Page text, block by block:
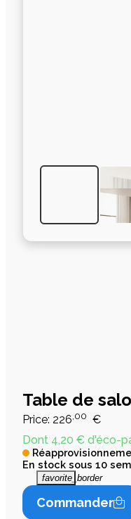
Table de
Price: 226 ,00 €
Dont 4,20 € d'éco-
En stock sous 10
favorite_border
Commander